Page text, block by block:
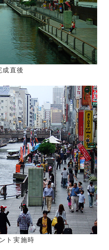
成直後
ト実施時